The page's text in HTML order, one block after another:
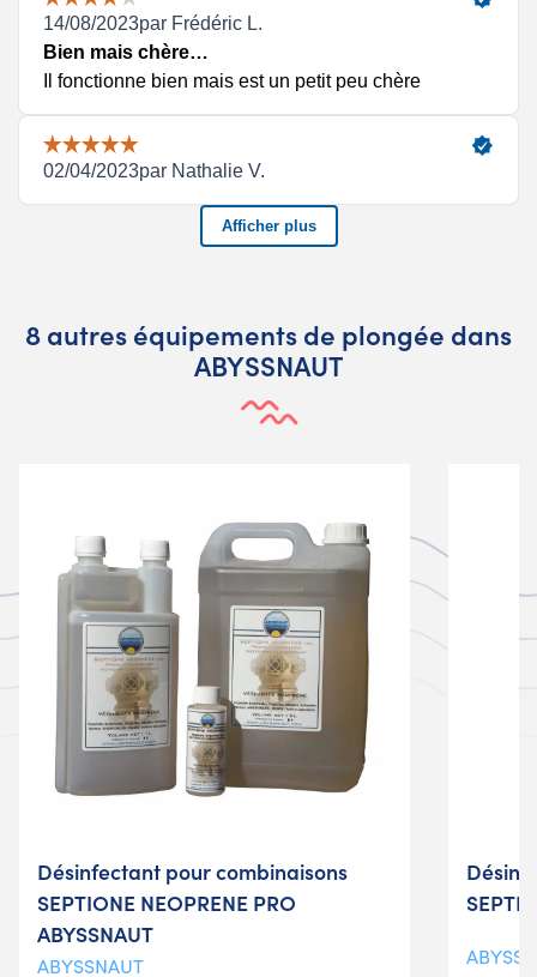
8 autres équipements de plongée dans
ABYSSNAUT
Désinfectant pour combinaisons
SEPTIONE NEOPRENE PRO
ABYSSNAUT
ABYSSNAUT